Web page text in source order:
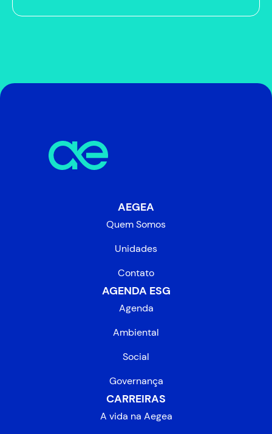
AEGEA
Quem Somos
Unidades
Contato
AGENDA ESG
Agenda
Ambiental
Social
Governança
CARREIRAS
A vida na Aegea